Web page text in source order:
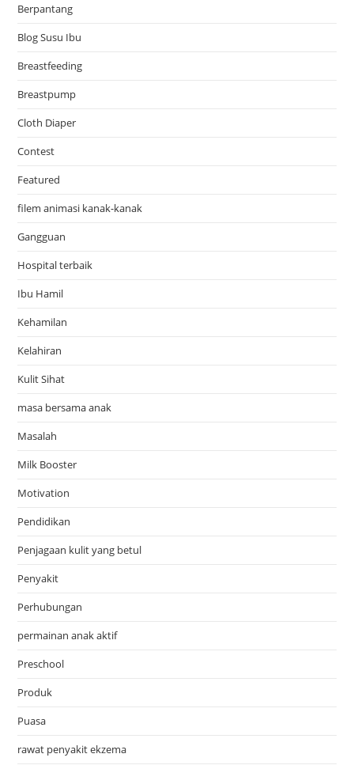
Berpantang
Blog Susu Ibu
Breastfeeding
Breastpump
Cloth Diaper
Contest
Featured
filem animasi kanak-kanak
Gangguan
Hospital terbaik
Ibu Hamil
Kehamilan
Kelahiran
Kulit Sihat
masa bersama anak
Masalah
Milk Booster
Motivation
Pendidikan
Penjagaan kulit yang betul
Penyakit
Perhubungan
permainan anak aktif
Preschool
Produk
Puasa
rawat penyakit ekzema